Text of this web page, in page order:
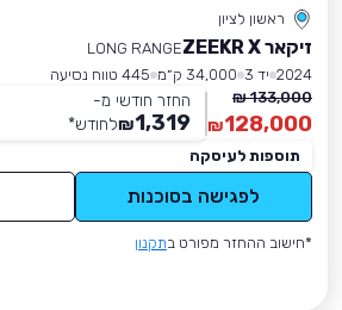
ראשון לציון
זיקאר ZEEKR X
LONG RANGE
2024 יד 3 34,000 ק״מ
445 טווח נסיעה
133,000 ₪
128,000
₪
החזר חודשי מ-
1,319
₪לחודש*
תוספות לעיסקה
לפגישה בסוכנות
*חישוב ההחזר מפורט בתקנון